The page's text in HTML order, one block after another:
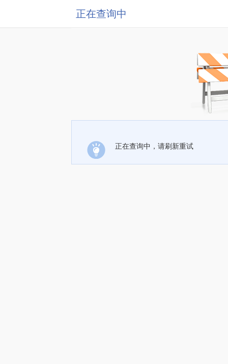
正在查询中
正在查询中，请刷新重试